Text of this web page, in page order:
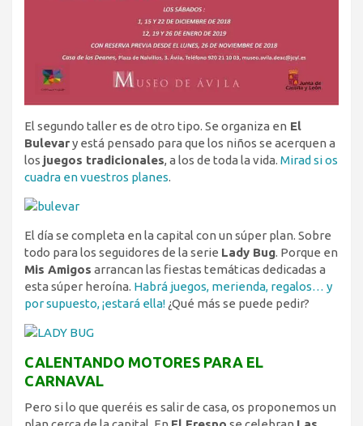
El segundo taller es de otro tipo. Se organiza en El
Bulevary está pensado para que los niños se acerquen a
los juegos tradicionales, a los de toda la vida. Mirad si os
cuadra en vuestros planes.
El día se completa en la capital con un súper plan. Sobre
todo para los seguidores de la serie Lady Bug. Porque en
Mis Amigos arrancan las fiestas temáticas dedicadas a
esta súper heroína. Habrá juegos, merienda, regalos… y
por supuesto, ¡estará ella! ¿Qué más se puede pedir?
CALENTANDO MOTORES PARA EL
CARNAVAL
Pero si lo que queréis es salir de casa, os proponemos un